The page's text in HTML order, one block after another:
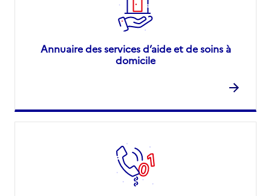
Annuaire des services d’aide et de soins à
domicile